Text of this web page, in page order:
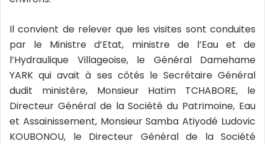
Il convient de relever que les visites sont conduites
par le Ministre d’Etat, ministre de l’Eau et de
l’Hydraulique Villageoise, le Général Damehame
YARK qui avait à ses côtés le Secrétaire Général
dudit ministère, Monsieur Hatim TCHABORE, le
Directeur Général de la Société du Patrimoine, Eau
et Assainissement, Monsieur Samba Atiyodé Ludovic
KOUBONOU, le Directeur Général de la Société